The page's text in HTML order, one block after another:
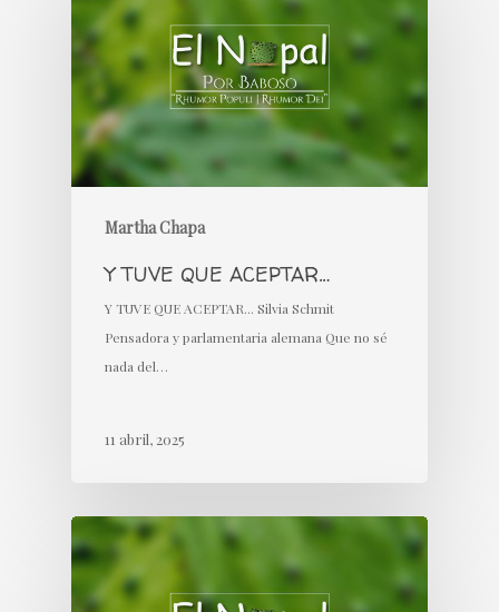
Martha Chapa
Y TUVE QUE ACEPTAR…
Y TUVE QUE ACEPTAR... Silvia Schmit
Pensadora y parlamentaria alemana Que no sé
nada del…
11 abril, 2025